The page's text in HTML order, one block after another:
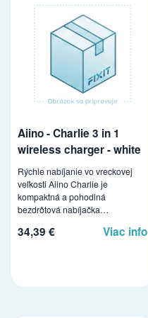
Aiino - Charlie 3 in 1
wireless charger - white
Rýchle nabíjanie vo vreckovej
veľkosti Aiino Charlie je
kompaktná a pohodlná
bezdrôtová nabíjačka…
34,39 € Viac info